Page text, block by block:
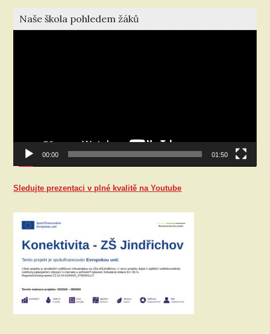
Naše škola pohledem žáků
00:00 01:50
Sledujte prezentaci v plné kvalitě na Youtube